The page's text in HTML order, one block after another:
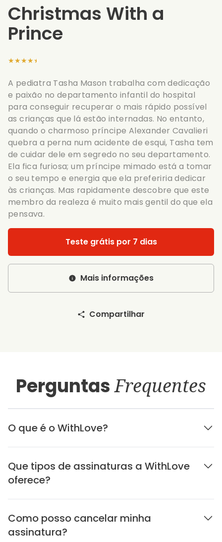
Christmas With a
Prince
★★★★★
A pediatra Tasha Mason trabalha com dedicação
e paixão no departamento infantil do hospital
para conseguir recuperar o mais rápido possível
as crianças que lá estão internadas. No entanto,
quando o charmoso príncipe Alexander Cavalieri
quebra a perna num acidente de esqui, Tasha tem
de cuidar dele em segredo no seu departamento.
Ela fica furiosa; um príncipe mimado está a tomar
o seu tempo e energia que ela preferiria dedicar
às crianças. Mas rapidamente descobre que este
membro da realeza é muito mais gentil do que ela
pensava.
Teste grátis por 7 dias
Mais informações
Compartilhar
PerguntasFrequentes
O que é o WithLove?
Que tipos de assinaturas a WithLove
oferece?
Como posso cancelar minha
assinatura?